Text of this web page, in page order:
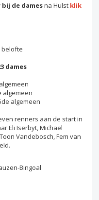
de damesna Hulst klik
belofte
dames
algemeen
algemeen
renners aan de start in
Eli Iserbyt, Michael
Vandebosch, Fem van
Bingoal